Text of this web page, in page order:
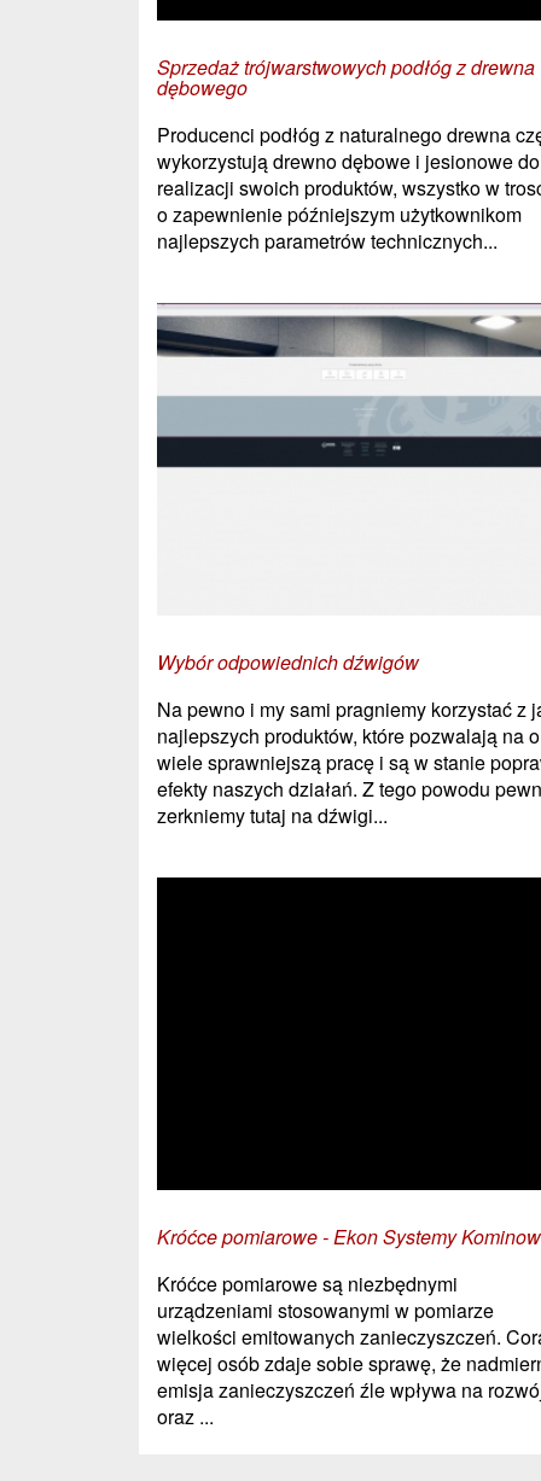
Sprzedaż trójwarstwowych podłóg z drewna
dębowego
Producenci podłóg z naturalnego drewna
wykorzystują drewno dębowe i jesionowe do
realizacji swoich produktów, wszystko w
o zapewnienie późniejszym użytkownikom
najlepszych parametrów technicznych...
Wybór odpowiednich dźwigów
Na pewno i my sami pragniemy korzystać z
najlepszych produktów, które pozwalają na o
wiele sprawniejszą pracę i są w stanie
efekty naszych działań. Z tego powodu
zerkniemy tutaj na dźwigi...
Króćce pomiarowe - Ekon Systemy
Króćce pomiarowe są niezbędnymi
urządzeniami stosowanymi w pomiarze
wielkości emitowanych zanieczyszczeń.
więcej osób zdaje sobie sprawę, że
emisja zanieczyszczeń źle wpływa na
oraz ...